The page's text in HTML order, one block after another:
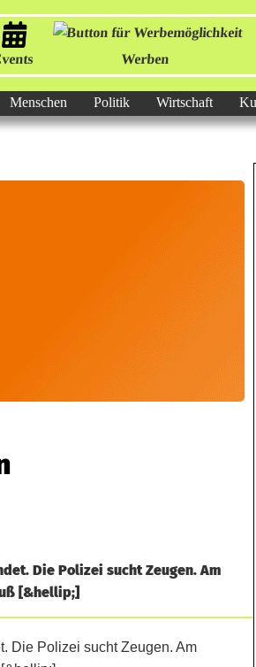
Werben
Menschen Politik Wirtschaft
Die Polizei sucht Zeugen. Am
[&hellip;]